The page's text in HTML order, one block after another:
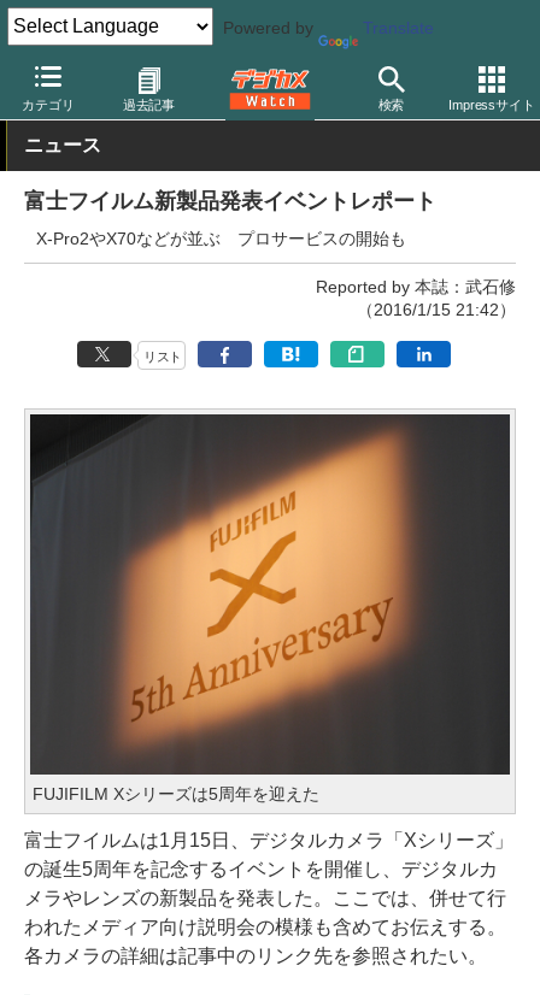
Powered by Translate
カテゴリ 過去記事 検索 Impressサイト
デジカメ Watch カメラ ミラーレスカメラ 富士フイルム
ニュース
富士フイルム新製品発表イベントレポート
X-Pro2やX70などが並ぶ プロサービスの開始も
Reported by 本誌：武石修
（2016/1/15 21:42）
リスト
FUJIFILM Xシリーズは5周年を迎えた
富士フイルムは1月15日、デジタルカメラ「Xシリーズ」
の誕生5周年を記念するイベントを開催し、デジタルカ
メラやレンズの新製品を発表した。ここでは、併せて行
われたメディア向け説明会の模様も含めてお伝えする。
各カメラの詳細は記事中のリンク先を参照されたい。